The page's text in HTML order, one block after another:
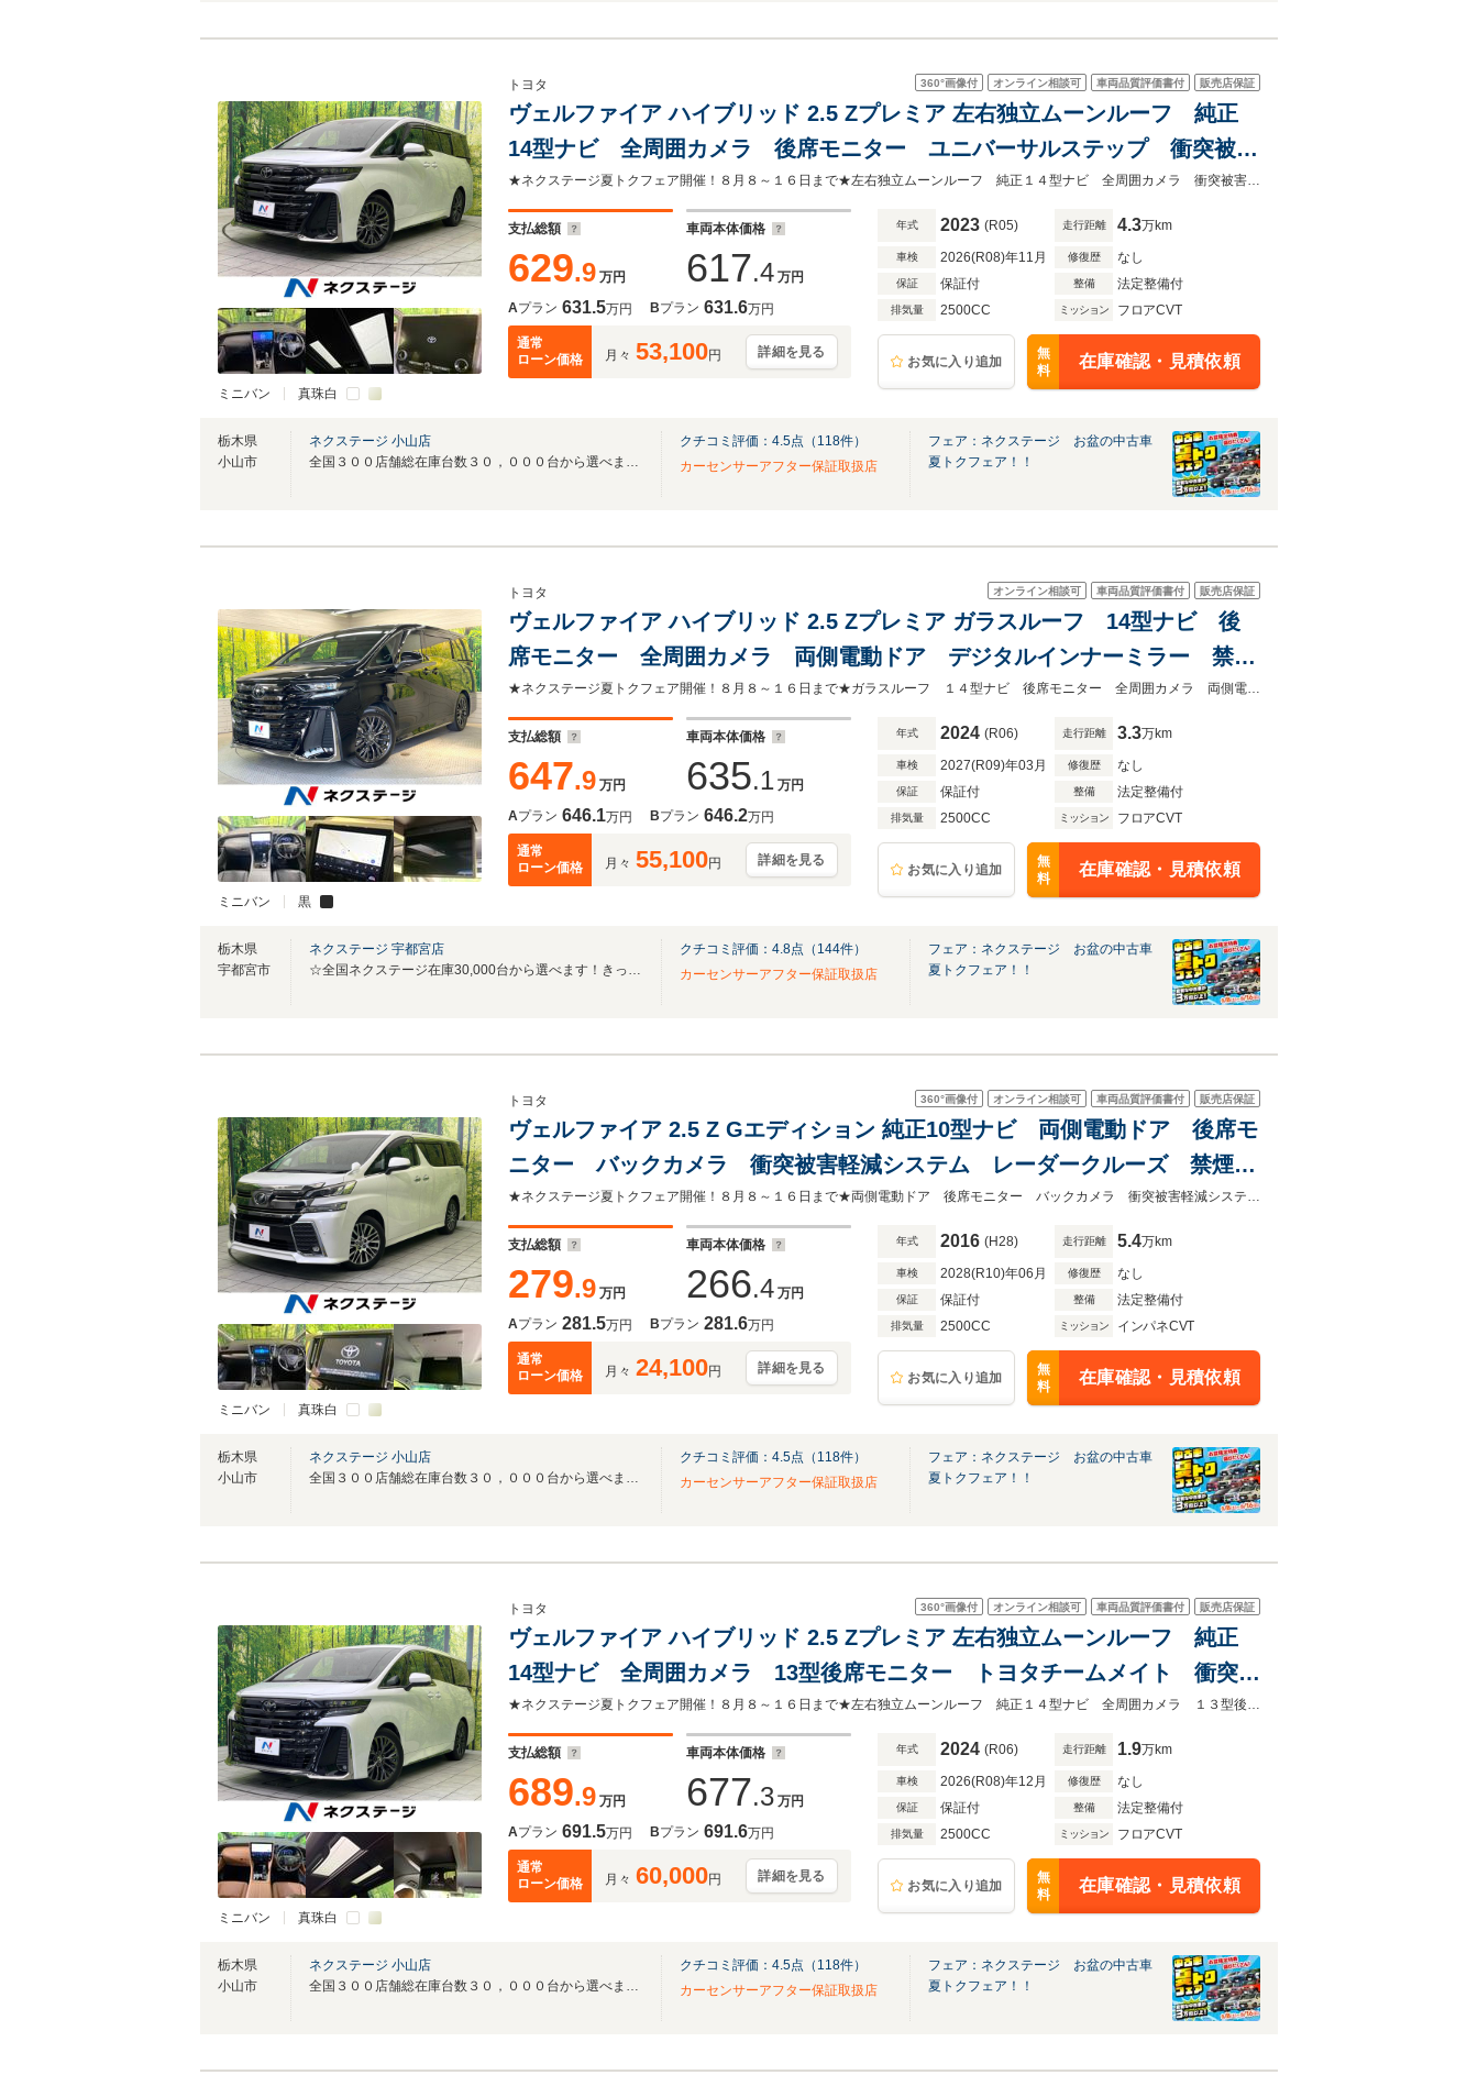
ミニバン 真珠白
360°画像付 オンライン相談可 車両品質評価書付 販売店保証
トヨタ
ヴェルファイア ハイブリッド 2.5 Zプレミア 左右独立ムーンルーフ 純正
14型ナビ 全周囲カメラ 後席モニター ユニバーサルステップ 衝突被害
軽減システム ブラインドスポットモニター デジタルインナーミラー 黒
革シート シートエアコン ETC
★ネクステージ夏トクフェア開催！８月８～１６日まで★左右独立ムーンルーフ 純正１４型ナビ 全周囲カメラ 衝突被害軽減システム レーダークルーズ ＥＴＣ
支払総額
629.9 万円
車両本体価格
617.4 万円
Aプラン 631.5万円 Bプラン 631.6万円
通常
ローン価格
月々 53,100円 詳細を見る
年式 2023 (R05) 走行距離 4.3万km
車検 2026(R08)年11月 修復歴 なし
保証 保証付 整備 法定整備付
排気量 2500CC ミッション フロアCVT
お気に入り追加
無
料
在庫確認・見積依頼
栃木県
小山市
ネクステージ 小山店
全国３００店舗総在庫台数３０，０００台から選べます！お気に入りの愛車が見つかる
クチコミ評価： 4.5点（ 118件）
カーセンサーアフター保証取扱店
フェア：ネクステージ お盆の中古車
夏トクフェア！！
ミニバン 黒
オンライン相談可 車両品質評価書付 販売店保証
トヨタ
ヴェルファイア ハイブリッド 2.5 Zプレミア ガラスルーフ 14型ナビ 後
席モニター 全周囲カメラ 両側電動ドア デジタルインナーミラー 禁煙
車 電動リアゲート 黒革 前席シートエアコン リアシートエアコン 前
後席パワーシート
★ネクステージ夏トクフェア開催！８月８～１６日まで★ガラスルーフ １４型ナビ 後席モニター 全周囲カメラ 両側電動ドア デジタルインナーミラー 禁煙車
支払総額
647.9 万円
車両本体価格
635.1 万円
Aプラン 646.1万円 Bプラン 646.2万円
通常
ローン価格
月々 55,100円 詳細を見る
年式 2024 (R06) 走行距離 3.3万km
車検 2027(R09)年03月 修復歴 なし
保証 保証付 整備 法定整備付
排気量 2500CC ミッション フロアCVT
お気に入り追加
無
料
在庫確認・見積依頼
栃木県
宇都宮市
ネクステージ 宇都宮店
☆全国ネクステージ在庫30,000台から選べます！きっとお気に入りの愛車が見つかる☆
クチコミ評価： 4.8点（ 144件）
カーセンサーアフター保証取扱店
フェア：ネクステージ お盆の中古車
夏トクフェア！！
ミニバン 真珠白
360°画像付 オンライン相談可 車両品質評価書付 販売店保証
トヨタ
ヴェルファイア 2.5 Z Gエディション 純正10型ナビ 両側電動ドア 後席モ
ニター バックカメラ 衝突被害軽減システム レーダークルーズ 禁煙
車 電動リアゲート ハーフレザーシート コーナーセンサー スマートキ
ー LEDヘッド＆フォグ
★ネクステージ夏トクフェア開催！８月８～１６日まで★両側電動ドア 後席モニター バックカメラ 衝突被害軽減システム レーダークルーズ 禁煙車 ＥＴＣ
支払総額
279.9 万円
車両本体価格
266.4 万円
Aプラン 281.5万円 Bプラン 281.6万円
通常
ローン価格
月々 24,100円 詳細を見る
年式 2016 (H28) 走行距離 5.4万km
車検 2028(R10)年06月 修復歴 なし
保証 保証付 整備 法定整備付
排気量 2500CC ミッション インパネCVT
お気に入り追加
無
料
在庫確認・見積依頼
栃木県
小山市
ネクステージ 小山店
全国３００店舗総在庫台数３０，０００台から選べます！お気に入りの愛車が見つかる
クチコミ評価： 4.5点（ 118件）
カーセンサーアフター保証取扱店
フェア：ネクステージ お盆の中古車
夏トクフェア！！
ミニバン 真珠白
360°画像付 オンライン相談可 車両品質評価書付 販売店保証
トヨタ
ヴェルファイア ハイブリッド 2.5 Zプレミア 左右独立ムーンルーフ 純正
14型ナビ 全周囲カメラ 13型後席モニター トヨタチームメイト 衝突被
害軽減システム ブラインドスポットモニター 禁煙車 ブラウン革シー
ト 3眼LEDヘッド ETC2.0
★ネクステージ夏トクフェア開催！８月８～１６日まで★左右独立ムーンルーフ 純正１４型ナビ 全周囲カメラ １３型後席モニター トヨタチームメイト ＥＴＣ
支払総額
689.9 万円
車両本体価格
677.3 万円
Aプラン 691.5万円 Bプラン 691.6万円
通常
ローン価格
月々 60,000円 詳細を見る
年式 2024 (R06) 走行距離 1.9万km
車検 2026(R08)年12月 修復歴 なし
保証 保証付 整備 法定整備付
排気量 2500CC ミッション フロアCVT
お気に入り追加
無
料
在庫確認・見積依頼
栃木県
小山市
ネクステージ 小山店
全国３００店舗総在庫台数３０，０００台から選べます！お気に入りの愛車が見つかる
クチコミ評価： 4.5点（ 118件）
カーセンサーアフター保証取扱店
フェア：ネクステージ お盆の中古車
夏トクフェア！！